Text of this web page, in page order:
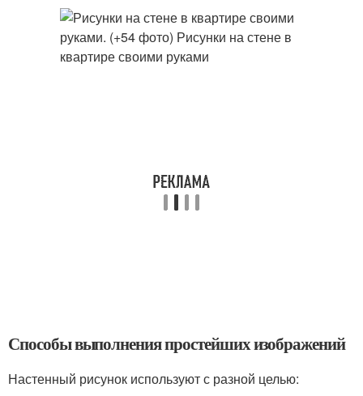
Способы выполнения простейших изображений
Настенный рисунок используют с разной целью: